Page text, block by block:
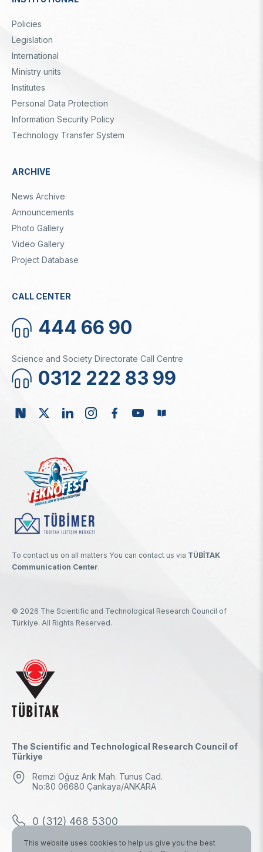
Dipnot
Policies
Legislation
International
Ministry units
Institutes
Personal Data Protection
Information Security Policy
Technology Transfer System
ARCHIVE
News Archive
Announcements
Photo Gallery
Video Gallery
Project Database
CALL CENTER
444 66 90
Science and Society Directorate Call Centre
0312 222 83 99
To contact us on all matters You can contact us via TÜBİTAK
Communication Center.
© 2026 The Scientific and Technological Research Council of
Türkiye. All Rights Reserved.
The Scientific and Technological Research Council of
Türkiye
Remzi Oğuz Arık Mah. Tunus Cad.
No:80 06680 Çankaya/ANKARA
0 (312) 468 5300
0 (312) 298 1000
This website uses cookies to help us give you the best